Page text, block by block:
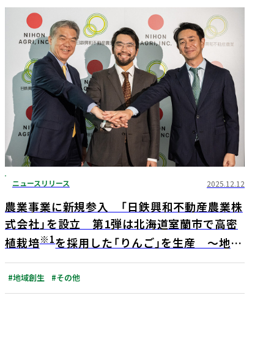
ニュースリリース 2025.12.12
農業事業に新規参入 「日鉄興和不動産農業株
式会社」を設立 第1弾は北海道室蘭市で高密
植栽培※1を採用した「りんご」を生産 ～地域
に寄り添い、地域と共に成長するアグリデベ
ロッパーへ～
#地域創生 #その他